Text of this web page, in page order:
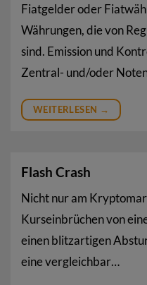
Fiatgelder oder
Währungen, die von
sind. Emission und
Zentral- und/oder
WEITERLESEN →
Flash Crash
Nicht nur am
Kurseinbrüchen von
einen blitzartigen
eine vergleichbar…